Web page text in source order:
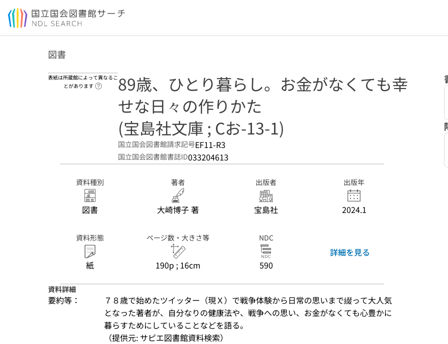
本文へ移動
図書
表紙は所蔵館によって異なるこ
とがあります
ヘルプページへのリンク
89歳、ひとり暮らし。お金がなくても幸
せな日々の作りかた
(宝島社文庫 ; Cお-13-1)
国立国会図書館請求記号EF11-R3
国立国会図書館書誌ID033204613
資料種別
図書
著者
大崎博子 著
出版者
宝島社
出版年
2024.1
資料形態
紙
ページ数・大きさ等
190p ; 16cm
NDC
590
詳細を見る
資料詳細
要約等：
７８歳で始めたツイッター（現Ｘ）で戦争体験から日常の思いまで綴って大人気
となった著者が、自分なりの健康法や、戦争への思い、お金がなくても心豊かに
暮らすためにしていることなどを語る。
（提供元: サピエ図書館資料検索）